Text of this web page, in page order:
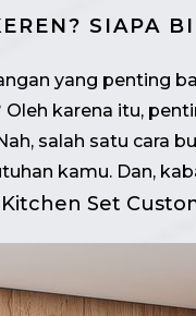
SIAPA
yang penting
karena itu,
salah satu cara
kamu. Dan,
Set